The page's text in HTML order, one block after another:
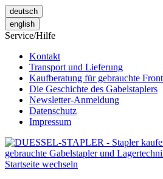
deutsch
english
Service/Hilfe
Kontakt
Transport und Lieferung
Kaufberatung für gebrauchte
Die Geschichte des Gabelstaplers
Newsletter-Anmeldung
Datenschutz
Impressum